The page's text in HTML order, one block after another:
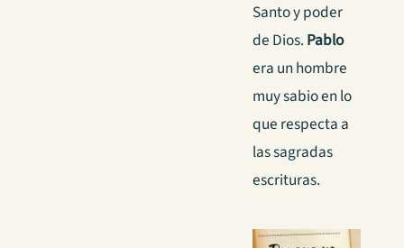
Santo y poder
de Dios. Pablo
era un hombre
muy sabio en lo
que respecta a
las sagradas
escrituras.